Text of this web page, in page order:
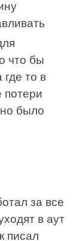
что бы
то в
потери
было
за все
в аут
писал